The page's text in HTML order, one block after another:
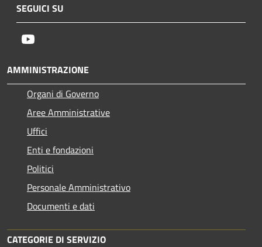
SEGUICI SU
AMMINISTRAZIONE
Organi di Governo
Aree Amministrative
Uffici
Enti e fondazioni
Politici
Personale Amministrativo
Documenti e dati
CATEGORIE DI SERVIZIO